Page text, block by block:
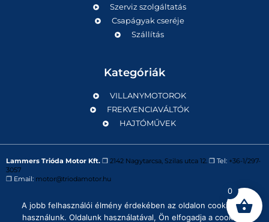
Szerviz szolgáltatás
Csapágyak cseréje
Szállítás
Kategóriák
VILLANYMOTOROK
FREKVENCIAVÁLTÓK
HAJTÓMŰVEK
Lammers Trióda Motor Kft. ❒ 2142 Nagytarcsa, Szilas utca 12. ❒ Tel: +36-1/297-
3057
❒ Email: motor@triodamotor.hu
Powered byDigit-Now Kft.
0
A jobb felhasználói élmény érdekében az oldalon cookie-kat
használunk. Oldalunk használatával, Ön elfogadja a cookie-k